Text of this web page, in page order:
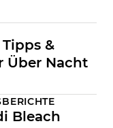
&
Über Nacht
Bleach